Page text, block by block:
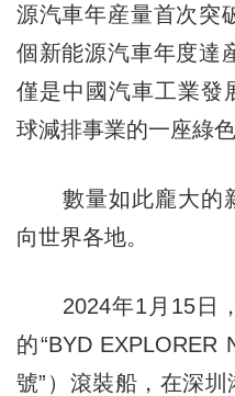
源汽車年産量首次突
個新能源汽車年度達
僅是中國汽車工業發
球減排事業的一座綠色
數量如此龐大的新
向世界各地。
2024年1月15日，
的“BYD EXPLORER
號”）滾裝船，在深